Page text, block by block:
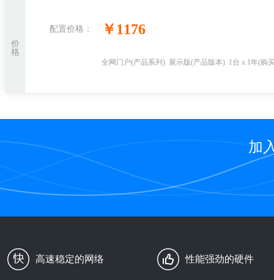
价
格
配置价格： ￥1176
全网门户(产品系列) 展示版(产品版本) 1台 x 1年(购
加
高速稳定的网络 性能强劲的硬件